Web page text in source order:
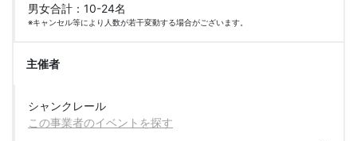
男女合計：10-24名
※キャンセル等により人数が若干変動する場合がございます。
主催者
シャンクレール
この事業者のイベントを探す